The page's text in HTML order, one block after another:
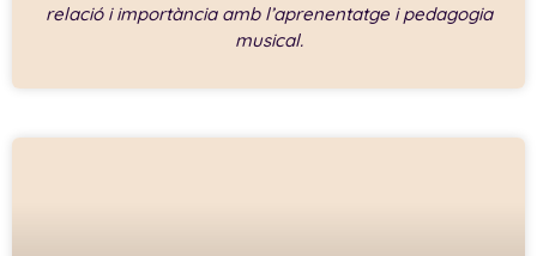
relació i importància amb l’aprenentatge i pedagogia
musical.